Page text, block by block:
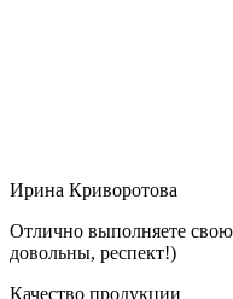
Ирина Криворотова
Отлично выполняете свою
довольны, респект!)
Качество продукции